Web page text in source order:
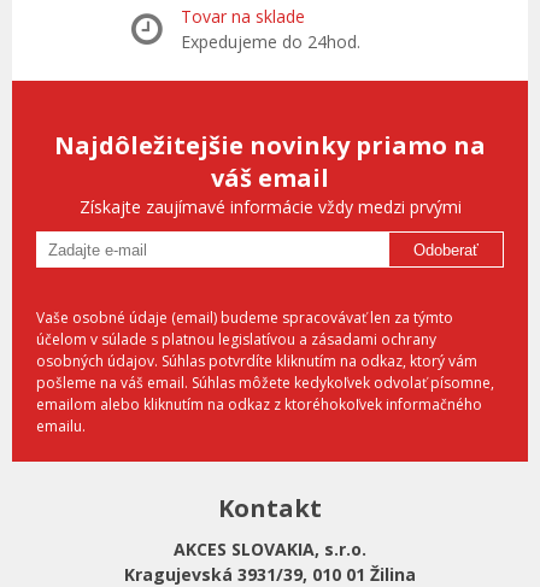
Tovar na sklade
Expedujeme do 24hod.
Najdôležitejšie novinky priamo na
váš email
Získajte zaujímavé informácie vždy medzi prvými
Odoberať
Vaše osobné údaje (email) budeme spracovávať len za týmto
účelom v súlade s platnou legislatívou a zásadami ochrany
osobných údajov. Súhlas potvrdíte kliknutím na odkaz, ktorý vám
pošleme na váš email. Súhlas môžete kedykoľvek odvolať písomne,
emailom alebo kliknutím na odkaz z ktoréhokoľvek informačného
emailu.
Kontakt
AKCES SLOVAKIA, s.r.o.
Kragujevská 3931/39, 010 01 Žilina